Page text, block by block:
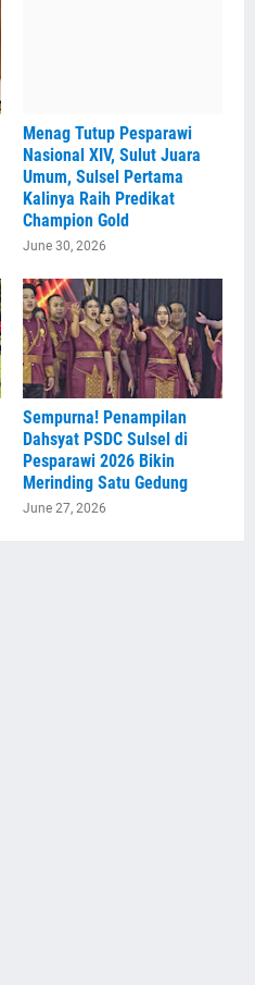
Menag Tutup Pesparawi
Nasional XIV, Sulut Juara
Umum, Sulsel Pertama
Kalinya Raih Predikat
Champion Gold
June 30, 2026
Sempurna! Penampilan
Dahsyat PSDC Sulsel di
Pesparawi 2026 Bikin
Merinding Satu Gedung
June 27, 2026